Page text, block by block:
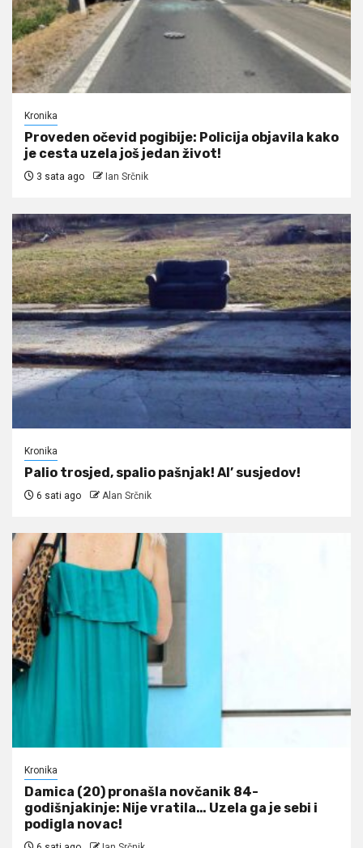
Kronika
Proveden očevid pogibije: Policija objavila kako
je cesta uzela još jedan život!
3 sata ago Ian Srčnik
Kronika
Palio trosjed, spalio pašnjak! Al’ susjedov!
6 sati ago Alan Srčnik
Kronika
Damica (20) pronašla novčanik 84-
godišnjakinje: Nije vratila… Uzela ga je sebi i
podigla novac!